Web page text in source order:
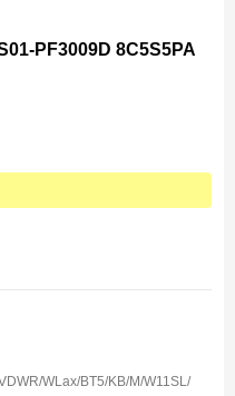
PF3009D 8C5S5PA
WLax/BT5/KB/M/W11SL/